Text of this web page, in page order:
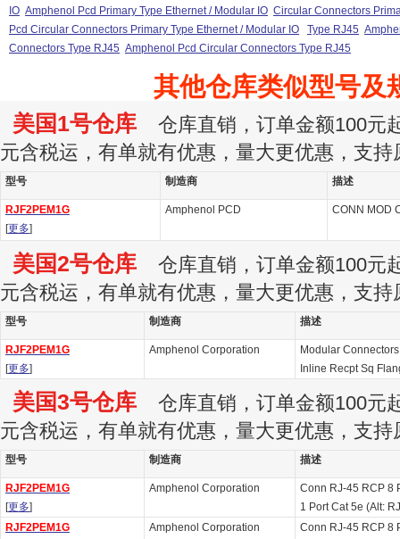
IO Amphenol Pcd Primary Type Ethernet / Modular IO Circular Connectors
Pcd Circular Connectors Primary Type Ethernet / Modular IO
Type RJ45
Connectors Type RJ45 Amphenol Pcd Circular Connectors Type RJ45
其他仓库类似型号及
美国1号仓库 仓库直销，订单金额100元
元含税运，有单就有优惠，量大更优惠，支持
型号 制造商 描述
RJF2PEM1G
[更多]
Amphenol PCD CONN MOD
美国2号仓库 仓库直销，订单金额100元
元含税运，有单就有优惠，量大更优惠，支持
型号 制造商 描述
RJF2PEM1G
[更多]
Amphenol Corporation
Modular
Inline Recpt Sq
美国3号仓库 仓库直销，订单金额100元
元含税运，有单就有优惠，量大更优惠，支持
型号 制造商 描述
RJF2PEM1G
[更多]
Amphenol Corporation
Conn RJ-45 RCP 8
1 Port Cat 5e (Alt:
RJF2PEM1G
Amphenol Corporation
Conn RJ-45 RCP 8